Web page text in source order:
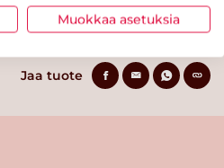
Jaa tuote
Muokkaa asetuksia